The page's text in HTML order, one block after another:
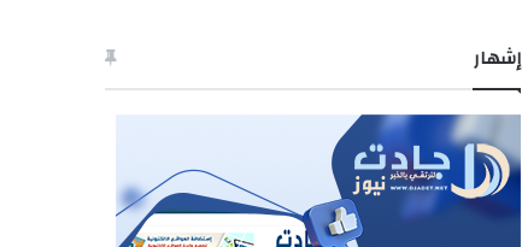
إشهار